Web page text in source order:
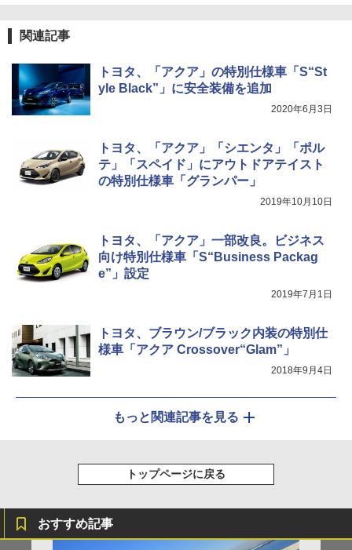
関連記事
トヨタ、「アクア」の特別仕様車「S“St
yle Black”」に安全装備を追加
2020年6月3日
トヨタ、「アクア」「シエンタ」「ポル
テ」「スペイド」にアウトドアテイスト
の特別仕様車「グランパー」
2019年10月10日
トヨタ、「アクア」一部改良。ビジネス
向け特別仕様車「S“Business Packag
e”」設定
2019年7月1日
トヨタ、ブラウン/ブラック内装の特別仕
様車「アクア Crossover“Glam”」
2018年9月4日
もっと関連記事を見る
トップページに戻る
おすすめ記事